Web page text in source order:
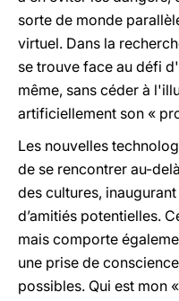
sorte de monde
virtuel. Dans la
se trouve face au défi
même, sans céder à
artificiellement son «
Les nouvelles
de se rencontrer au-
des cultures,
d’amitiés potentielles.
mais comporte
une prise de
possibles. Qui est mon